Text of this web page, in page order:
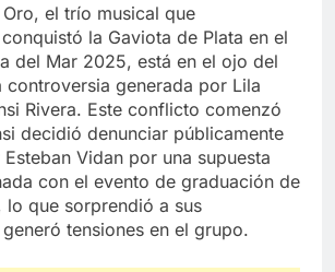
el trío musical que
la Gaviota de Plata en el
del Mar 2025, está en el ojo del
controversia generada por Lila
Rivera. Este conflicto comenzó
decidió denunciar públicamente
Vidan por una supuesta
con el evento de graduación de
lo que sorprendió a sus
tensiones en el grupo.